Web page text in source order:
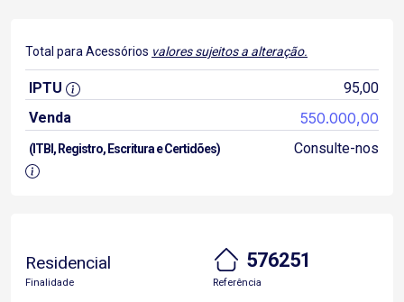
Total para Acessórios valores sujeitos a alteração.
IPTU
95,00
Venda
550.000,00
(ITBI, Registro, Escritura e Certidões) Consulte-nos
Residencial
Finalidade
576251
Referência